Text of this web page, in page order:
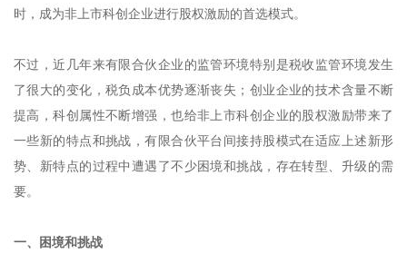
时，成为非上市科创企业进行股权激励的首选模式。
不过，近几年来有限合伙企业的监管环境特别是税收监管环境发生
了很大的变化，税负成本优势逐渐丧失；创业企业的技术含量不断
提高，科创属性不断增强，也给非上市科创企业的股权激励带来了
一些新的特点和挑战，有限合伙平台间接持股模式在适应上述新形
势、新特点的过程中遭遇了不少困境和挑战，存在转型、升级的需
要。
一、困境和挑战